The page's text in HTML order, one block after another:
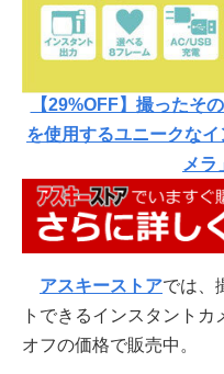
【29%OFF】撮ったそ
を使用するユニークな
メラ
アスキーストアでは、
トできるインスタントカ
オフの価格で販売中。